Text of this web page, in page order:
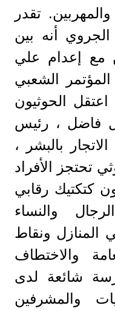
تقدر
الجروي أنه بين
مع إعدام علي
الشعبي
وديسمبر 2020 ، اعتقل الحوثيون
نبيل فاضل ، رئيس
بالبشر ،
تحتجز الأفراد
كتكتيك رقابي
والنساء
المنازل ونقاط
والاختطاف
شائعة لدى
والمشرفين